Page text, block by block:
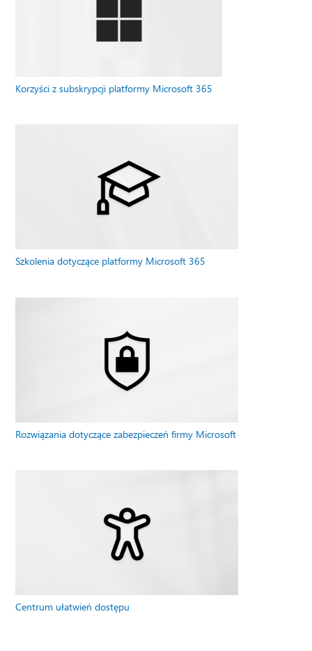
Korzyści z subskrypcji platformy Microsoft 365
Szkolenia dotyczące platformy Microsoft 365
Rozwiązania dotyczące zabezpieczeń firmy Microsoft
Centrum ułatwień dostępu